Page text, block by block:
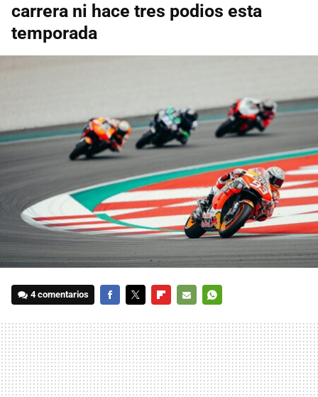
carrera ni hace tres podios esta
temporada
4 comentarios
MAIL